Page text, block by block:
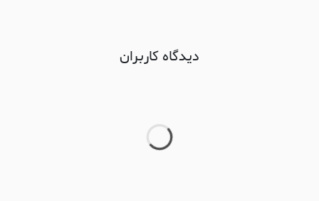
دیدگاه کاربران